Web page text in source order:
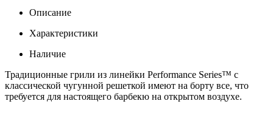
Описание
Характеристики
Наличие
Традиционные грили из линейки Performance Series™ с
классической чугунной решеткой имеют на борту все, что
требуется для настоящего барбекю на открытом воздухе.